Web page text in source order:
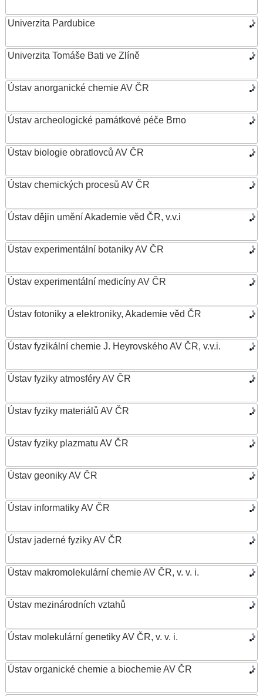
Univerzita Pardubice
Univerzita Tomáše Bati ve Zlíně
Ústav anorganické chemie AV ČR
Ústav archeologické památkové péče Brno
Ústav biologie obratlovců AV ČR
Ústav chemických procesů AV ČR
Ústav dějin umění Akademie věd ČR, v.v.i
Ústav experimentální botaniky AV ČR
Ústav experimentální medicíny AV ČR
Ústav fotoniky a elektroniky, Akademie věd ČR
Ústav fyzikální chemie J. Heyrovského AV ČR, v.v.i.
Ústav fyziky atmosféry AV ČR
Ústav fyziky materiálů AV ČR
Ústav fyziky plazmatu AV ČR
Ústav geoniky AV ČR
Ústav informatiky AV ČR
Ústav jaderné fyziky AV ČR
Ústav makromolekulární chemie AV ČR, v. v. i.
Ústav mezinárodních vztahů
Ústav molekulární genetiky AV ČR, v. v. i.
Ústav organické chemie a biochemie AV ČR